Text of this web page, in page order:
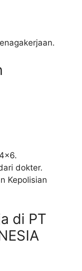
dokter.
Kepolisian
di PT